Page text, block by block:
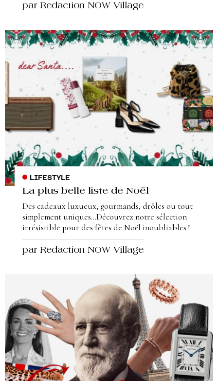
par Redaction NOW Village
LIFESTYLE
La plus belle liste de Noël
Des cadeaux luxueux, gourmands, drôles ou tout
simplement uniques…Découvrez notre sélection
irrésistible pour des fêtes de Noël inoubliables !
par Redaction NOW Village